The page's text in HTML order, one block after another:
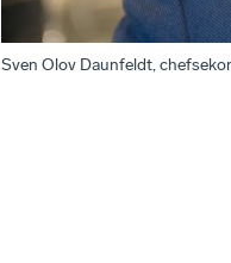
Sven Olov Daunfeldt,